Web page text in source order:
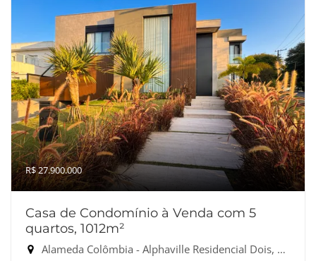
R$ 27.900.000
Casa de Condomínio à Venda com 5
quartos, 1012m²
Alameda Colômbia - Alphaville Residencial Dois, Barueri-SP